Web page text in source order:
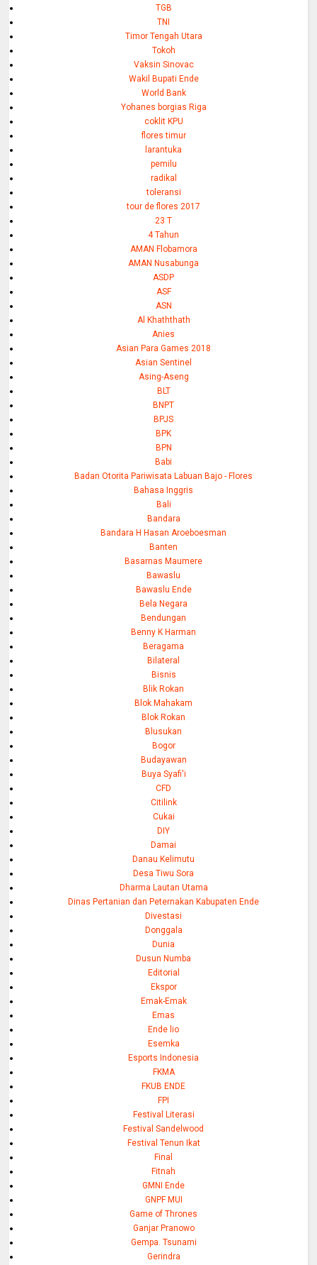
TGB
TNI
Timor Tengah Utara
Tokoh
Vaksin Sinovac
Wakil Bupati Ende
World Bank
Yohanes borgias Riga
coklit KPU
flores timur
larantuka
pemilu
radikal
toleransi
tour de flores 2017
23 T
4 Tahun
AMAN Flobamora
AMAN Nusabunga
ASDP
ASF
ASN
Al Khaththath
Anies
Asian Para Games 2018
Asian Sentinel
Asing-Aseng
BLT
BNPT
BPJS
BPK
BPN
Babi
Badan Otorita Pariwisata Labuan Bajo - Flores
Bahasa Inggris
Bali
Bandara
Bandara H Hasan Aroeboesman
Banten
Basarnas Maumere
Bawaslu
Bawaslu Ende
Bela Negara
Bendungan
Benny K Harman
Beragama
Bilateral
Bisnis
Blik Rokan
Blok Mahakam
Blok Rokan
Blusukan
Bogor
Budayawan
Buya Syafi'i
CFD
Citilink
Cukai
DIY
Damai
Danau Kelimutu
Desa Tiwu Sora
Dharma Lautan Utama
Dinas Pertanian dan Peternakan Kabupaten Ende
Divestasi
Donggala
Dunia
Dusun Numba
Editorial
Ekspor
Emak-Emak
Emas
Ende lio
Esemka
Esports Indonesia
FKMA
FKUB ENDE
FPI
Festival Literasi
Festival Sandelwood
Festival Tenun Ikat
Final
Fitnah
GMNI Ende
GNPF MUI
Game of Thrones
Ganjar Pranowo
Gempa. Tsunami
Gerindra